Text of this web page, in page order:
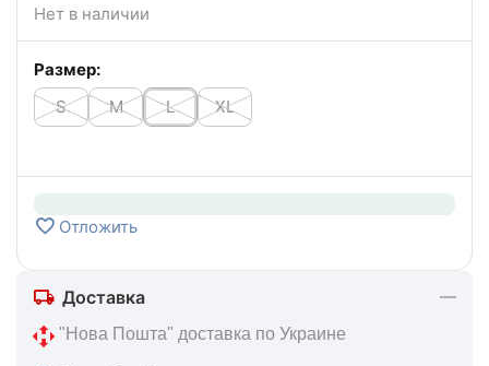
Нет в наличии
Размер:
S
M L XL
Отложить
Доставка
"Нова Пошта" доставка по Украине